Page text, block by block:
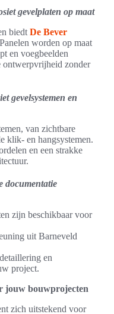
gevelplaten op maat
biedt De Bever
worden op maat
en voegbeelden
ontwerpvrijheid zonder
gevelsystemen en
van zichtbare
klik- en hangsystemen.
en een strakke
documentatie
zijn beschikbaar voor
uit Barneveld
en
project.
jouw bouwprojecten
zich uitstekend voor